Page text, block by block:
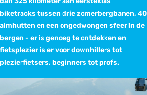
biketracks tussen drie zomerbergbanen, 40
almhutten en een ongedwongen sfeer in de
bergen - er is genoeg te ontdekken en
fietsplezier is er voor downhillers tot
plezierfietsers, beginners tot profs.